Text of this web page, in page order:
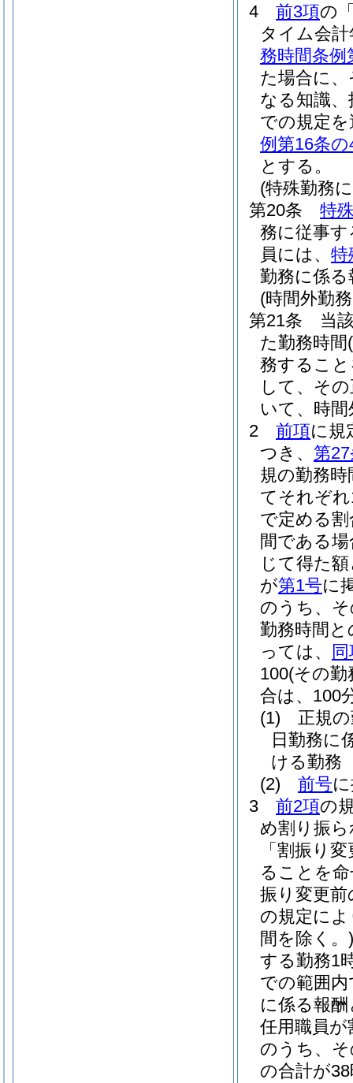
4
前3項の
タイム会
務時間条例
た場合に
なる知識
での規定
例第16条の
とする。
(特殊勤務
第20条
特
務に従事
員には、 特
勤務に係
(時間外勤
第21条
当
た勤務時間
務するこ
して、そ
いて、時
2
前項に規
つき、 第
規の勤務
てそれぞ
で定める割
間である
じて得た
が第1号に
のうち、
勤務時間
っては、
100(その勤
合は、100
(1)
正規
日勤務に
ける勤務
(2)
前号
3
前2項の
め割り振
「割振り
ることを
振り変更
の規定に
間を除く。)
する勤務1
での範囲
に係る報
任用職員
のうち、
の合計が